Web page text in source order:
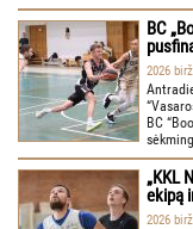
BC
2026
BC
„KKL
ekipą
2026